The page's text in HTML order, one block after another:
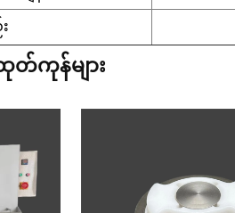
တ်ကုန်များ